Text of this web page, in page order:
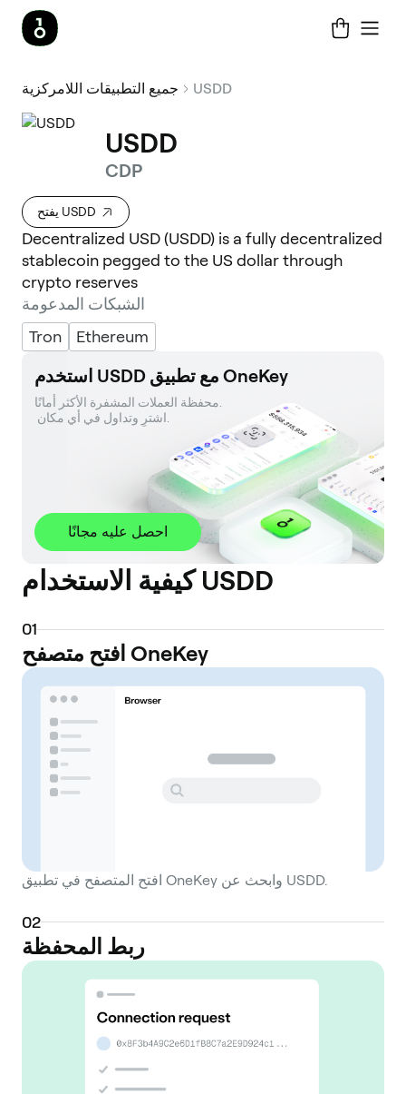
جميع التطبيقات اللامركزية USDD
USDD
CDP
يفتح USDD
Decentralized USD (USDD) is a fully decentralized
stablecoin pegged to the US dollar through
crypto reserves
الشبكات المدعومة
Tron
Ethereum
استخدم USDD مع تطبيق OneKey
محفظة العملات المشفرة الأكثر أمانًا.
احصل عليه مجانًا
كيفية الاستخدام USDD
01
افتح متصفح OneKey
افتح المتصفح في تطبيق OneKey وابحث عن USDD.
02
ربط المحفظة